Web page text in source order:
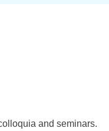
and seminars.